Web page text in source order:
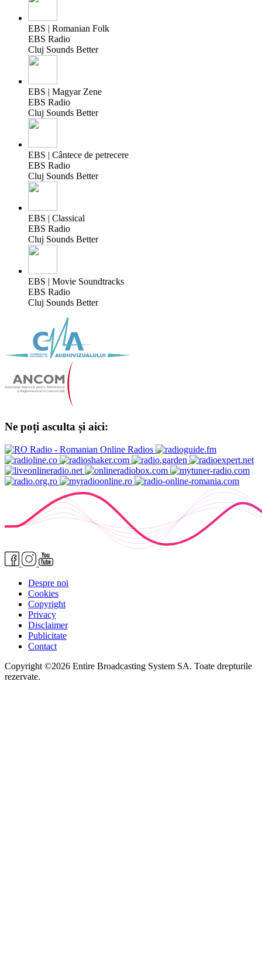
EBS | Romanian Folk
EBS Radio
Cluj Sounds Better
EBS | Magyar Zene
EBS Radio
Cluj Sounds Better
EBS | Cântece de petrecere
EBS Radio
Cluj Sounds Better
EBS | Classical
EBS Radio
Cluj Sounds Better
EBS | Movie Soundtracks
EBS Radio
Cluj Sounds Better
Ne poți asculta și aici:
Despre noi
Cookies
Copyright
Privacy
Disclaimer
Publicitate
Contact
Copyright ©2026 Entire Broadcasting System SA. Toate drepturile
rezervate.